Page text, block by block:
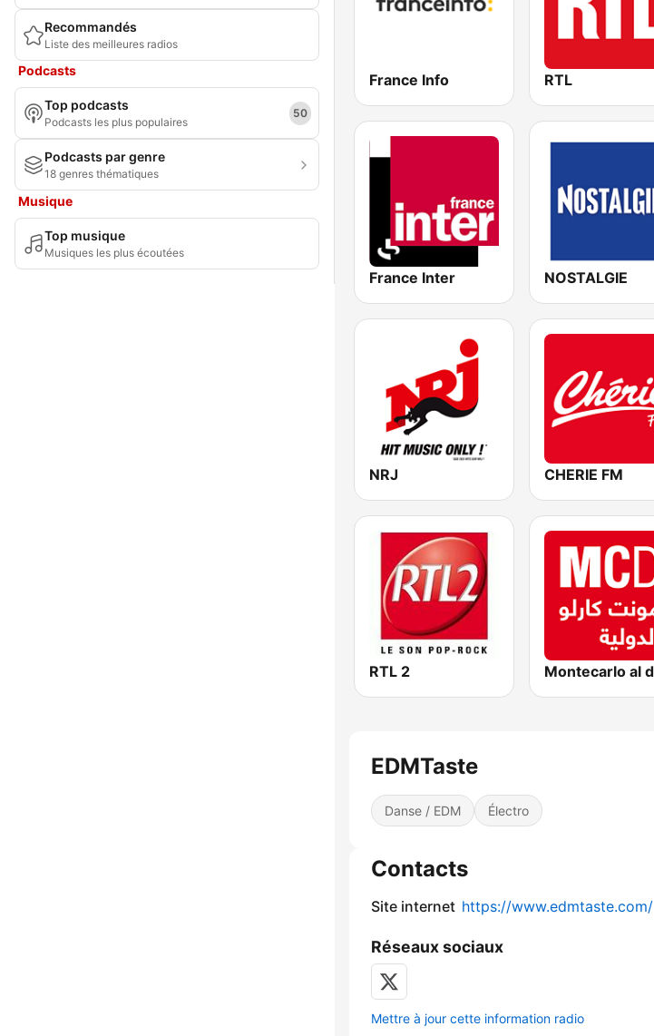
Recommandés
Liste des meilleures radios
Podcasts
Top podcasts
Podcasts les plus populaires
50
Podcasts par genre
18 genres thématiques
Musique
Top musique
Musiques les plus écoutées
France Info RTL
France Inter NOSTALGIE
NRJ CHERIE FM
RTL 2
EDMTaste
Danse / EDM Électro
Contacts
Site internet https://www.edmtaste.com/
Réseaux sociaux
Mettre à jour cette information radio